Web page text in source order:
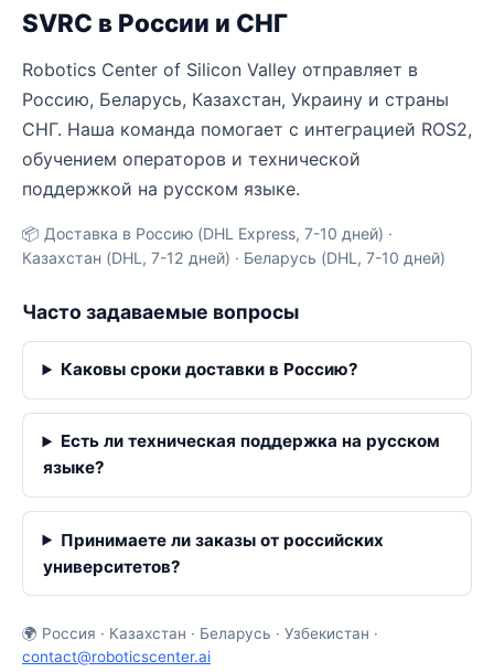
SVRC в России и СНГ
Robotics Center of Silicon Valley отправляет в
Россию, Беларусь, Казахстан, Украину и страны
СНГ. Наша команда помогает с интеграцией ROS2,
обучением операторов и технической
поддержкой на русском языке.
📦 Доставка в Россию (DHL Express, 7-10 дней) ·
Казахстан (DHL, 7-12 дней) · Беларусь (DHL, 7-10 дней)
Часто задаваемые вопросы
Каковы сроки доставки в Россию?
Есть ли техническая поддержка на русском
языке?
Принимаете ли заказы от российских
университетов?
🌍 Россия · Казахстан · Беларусь · Узбекистан ·
contact@roboticscenter.ai